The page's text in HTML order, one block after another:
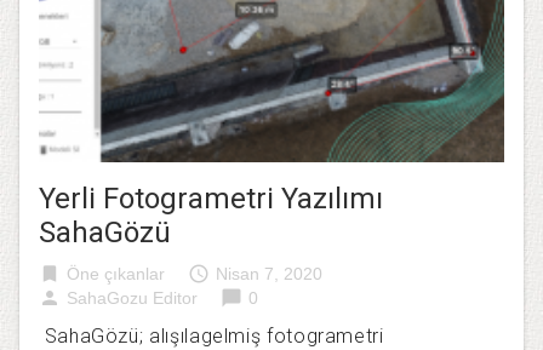
Yerli Fotogrametri Yazılımı
SahaGözü
bookmark Öne çıkanlar access_time Nisan 7, 2020
person SahaGozu Editor chat_bubble 0
SahaGözü; alışılagelmiş fotogrametri